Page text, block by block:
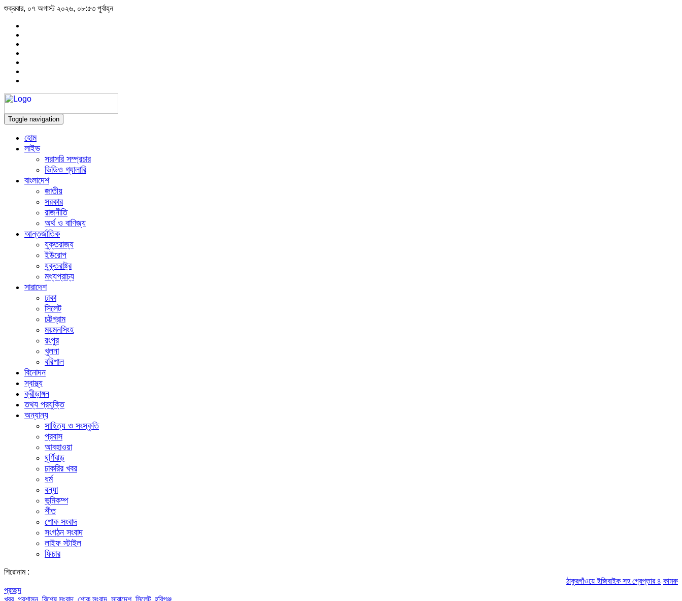
শুক্রবার, ০৭ অগাস্ট ২০২৬, ০৮:৫৩ পূর্বাহ্ন
Toggle navigation
হোম
লাইভ
সরাসরি সম্প্রচার
ভিডিও গ্যালারি
বাংলাদেশ
জাতীয়
সরকার
রাজনীতি
অর্থ ও বাণিজ্য
আন্তর্জাতিক
যুক্তরাজ্য
ইউরোপ
যুক্তরাষ্ট্র
মধ্যপ্রাচ্য
সারাদেশ
ঢাকা
সিলেট
চট্টগ্রাম
ময়মনসিংহ
রংপুর
খুলনা
বরিশাল
বিনোদন
স্বাস্থ্য
ক্রীড়াঙ্গন
তথ্য প্রযুক্তি
অন্যান্য
সাহিত্য ও সংস্কৃতি
প্রবাস
আবহাওয়া
ঘূর্ণিঝড়
চাকরির খবর
ধর্ম
বন্যা
ভূমিকম্প
শীত
শোক সংবাদ
সংগঠন সংবাদ
লাইফ স্টাইল
ফিচার
শিরোনাম :
ঠাকুরগাঁওয়ে ইজিবাইক সহ গ্রেপ্তার ৪ কামরুল-জসিম
প্রচ্ছদ
খবর, প্রশাসন, বিশেষ সংবাদ, শোক সংবাদ, সারাদেশ, সিলেট, হবিগঞ্জ